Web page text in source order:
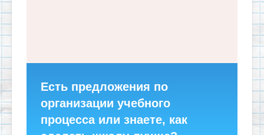
Есть предложения по
организации учебного
процесса или знаете, как